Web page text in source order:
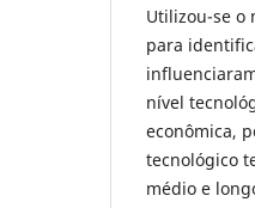
Utilizou-se o
para
nível
econômica,
tecnológico
médio e